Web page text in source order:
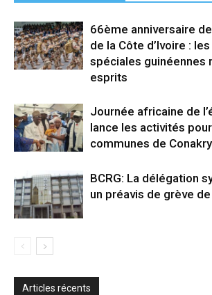
66ème anniversaire
de la Côte d’Ivoire :
spéciales guinéennes
esprits
Journée africaine de
lance les activités
communes de Conakry
BCRG: La délégation
un préavis de grève
Articles récents